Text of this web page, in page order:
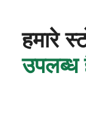
हमारे
उपलब्ध